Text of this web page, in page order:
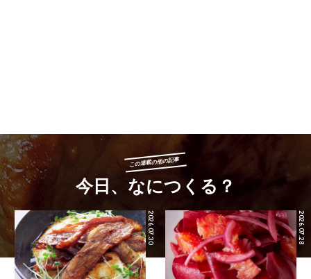
この連載の他の記事
今日、なにつくる？
2026.07.30 2026.07.28